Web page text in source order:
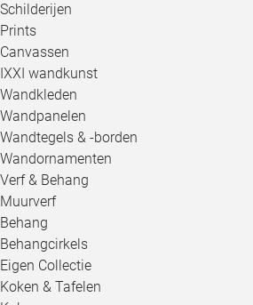
Schilderijen
Prints
Canvassen
IXXI wandkunst
Wandkleden
Wandpanelen
Wandtegels & -borden
Wandornamenten
Verf & Behang
Muurverf
Behang
Behangcirkels
Eigen Collectie
Koken & Tafelen